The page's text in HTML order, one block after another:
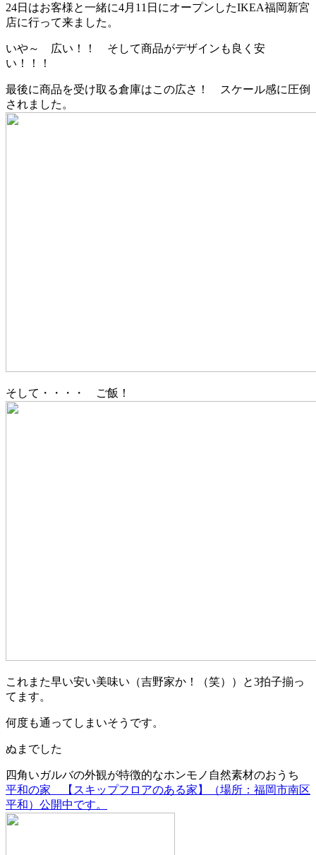
24日はお客様と一緒に4月11日にオープンしたIKEA福岡新宮
店に行って来ました。
いや～ 広い！！ そして商品がデザインも良く安
い！！！
最後に商品を受け取る倉庫はこの広さ！ スケール感に圧倒
されました。
そして・・・・ ご飯！
これまた早い安い美味い（吉野家か！（笑））と3拍子揃っ
てます。
何度も通ってしまいそうです。
ぬまでした
四角いガルバの外観が特徴的なホンモノ自然素材のおうち
平和の家 【スキップフロアのある家】（場所：福岡市南区
平和）公開中です。